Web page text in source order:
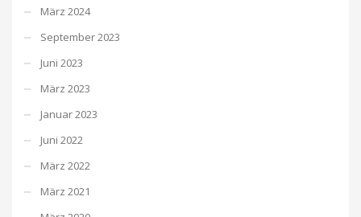
März 2024
September 2023
Juni 2023
März 2023
Januar 2023
Juni 2022
März 2022
März 2021